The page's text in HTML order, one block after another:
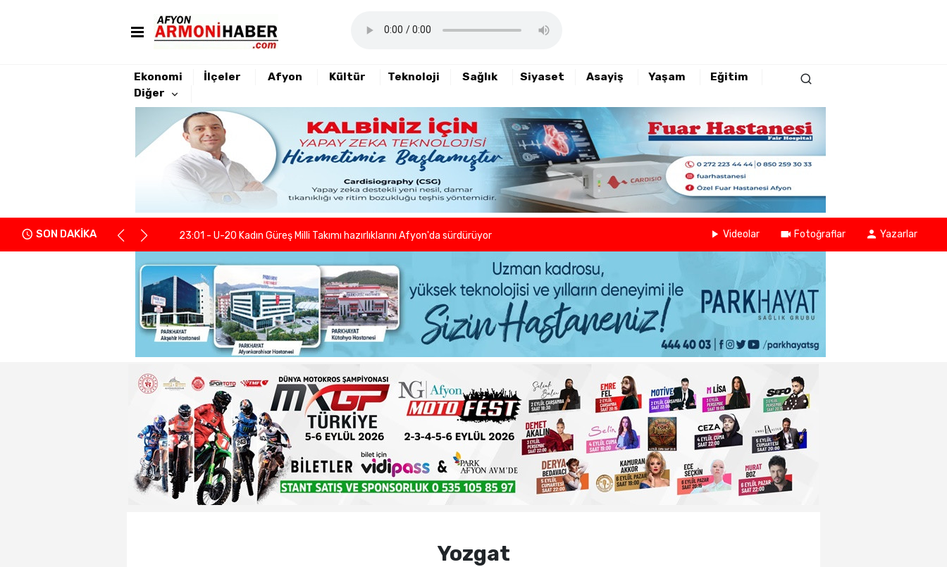
Ekonomi İlçeler Afyon Kültür Teknoloji Sağlık Siyaset Asayiş Yaşam
Eğitim
Diğer
SON DAKİKA
22:21 - Yeniden Refah Partisi haftalık basın açıklamasını yayımladı
23:08 - PARKHAYAT Hastanesi'nde sezon öncesi sağlık kontrolleri tamamlandı
23:04 - Afyonkarahisarlı berber ve kuaförlerden anlamlı hareket
23:01 - U-20 Kadın Güreş Milli Takımı hazırlıklarını Afyon'da sürdürüyor
22:55 - İGM Başkanı Siper: "Engelleri birlikte azaltıyoruz."
22:37 - Kentsel Dönüşümde yeni dönem başladı
22:29 - Adnan Başkan'dan ısınma sorunlarına kalıcı çözümler
22:26 - Badak ,Enver Paşa'nın şehadet yıldönümü sebebiyle bir mesajı yayımladı
22:21 - Yeniden Refah Partisi haftalık basın açıklamasını yayımladı
23:08 - PARKHAYAT Hastanesi'nde sezon öncesi sağlık kontrolleri tamamlandı
Videolar Fotoğraflar Yazarlar
Yozgat